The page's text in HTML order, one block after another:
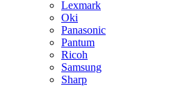
Lexmark
Oki
Panasonic
Pantum
Ricoh
Samsung
Sharp